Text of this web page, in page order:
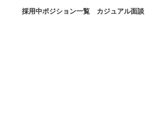
採用中ポジション一覧 カジュアル面談